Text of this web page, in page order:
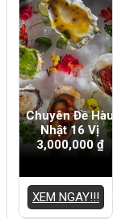
Kỹ
Kỹ
Thiết
Kỹ
Ngành Khác
Quản
Công
Chuyên Đề Hàu
Nhật 16 Vị
3,000,000₫
XEM NGAY!!!